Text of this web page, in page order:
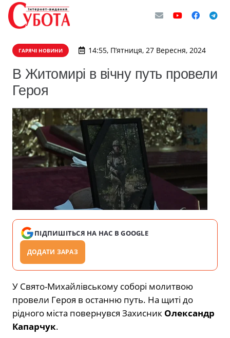
ГАРЯЧІ НОВИНИ 14:55, П’ятниця, 27 Вересня, 2024
В Житомирі в вічну путь провели
Героя
ПІДПИШІТЬСЯ НА НАС В GOOGLE
ДОДАТИ ЗАРАЗ
У Свято-Михайлівському соборі молитвою
провели Героя в останню путь. На щиті до
рідного міста повернувся Захисник Олександр
Капарчук.